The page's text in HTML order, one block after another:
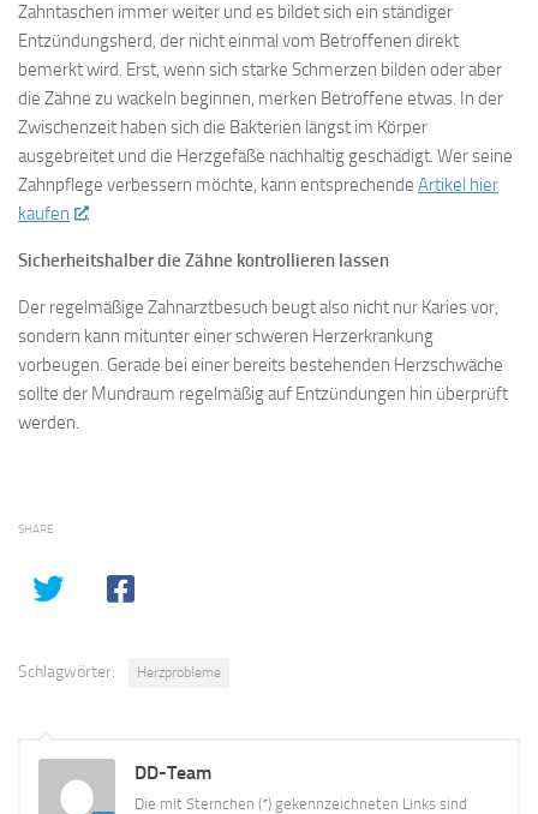
Zahntaschen immer weiter und es bildet sich ein ständiger
Entzündungsherd, der nicht einmal vom Betroffenen direkt
bemerkt wird. Erst, wenn sich starke Schmerzen bilden oder aber
die Zähne zu wackeln beginnen, merken Betroffene etwas. In der
Zwischenzeit haben sich die Bakterien längst im Körper
ausgebreitet und die Herzgefäße nachhaltig geschädigt. Wer seine
Zahnpflege verbessern möchte, kann entsprechende Artikel hier
kaufen
.
Sicherheitshalber die Zähne kontrollieren lassen
Der regelmäßige Zahnarztbesuch beugt also nicht nur Karies vor,
sondern kann mitunter einer schweren Herzerkrankung
vorbeugen. Gerade bei einer bereits bestehenden Herzschwäche
sollte der Mundraum regelmäßig auf Entzündungen hin überprüft
werden.
SHARE
Schlagwörter: Herzprobleme
DD-Team
Die mit Sternchen (*) gekennzeichneten Links sind